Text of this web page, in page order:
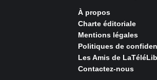
À propos
Charte éditoriale
Mentions légales
Politiques de
Les Amis de
Contactez-nous